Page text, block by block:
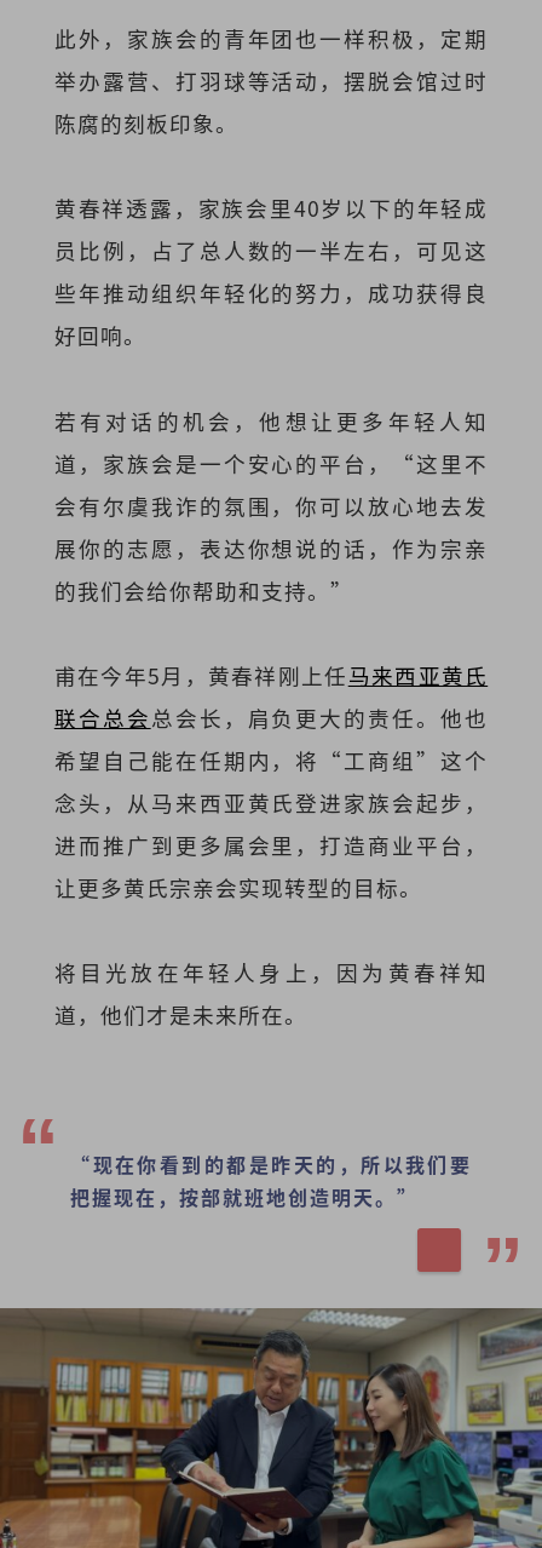
此外，家族会的青年团也一样积极，定期
举办露营、打羽球等活动，摆脱会馆过时
陈腐的刻板印象。
黄春祥透露，家族会里40岁以下的年轻成
员比例，占了总人数的一半左右，可见这
些年推动组织年轻化的努力，成功获得良
好回响。
若有对话的机会，他想让更多年轻人知
道，家族会是一个安心的平台，“这里不
会有尔虞我诈的氛围，你可以放心地去发
展你的志愿，表达你想说的话，作为宗亲
的我们会给你帮助和支持。”
甫在今年5月，黄春祥刚上任马来西亚黄氏
联合总会总会长，肩负更大的责任。他也
希望自己能在任期内，将“工商组”这个
念头，从马来西亚黄氏登进家族会起步，
进而推广到更多属会里，打造商业平台，
让更多黄氏宗亲会实现转型的目标。
将目光放在年轻人身上，因为黄春祥知
道，他们才是未来所在。
“现在你看到的都是昨天的，所以我们要
把握现在，按部就班地创造明天。”